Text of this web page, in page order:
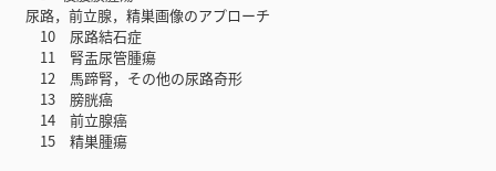
尿路，前立腺，精巣画像のアプローチ
10 尿路結石症
11 腎盂尿管腫瘍
12 馬蹄腎，その他の尿路奇形
13 膀胱癌
14 前立腺癌
15 精巣腫瘍